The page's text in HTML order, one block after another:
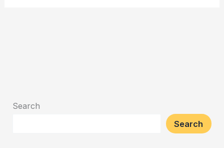
Search
Search